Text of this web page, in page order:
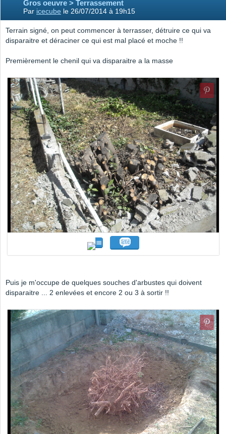
Gros oeuvre > Terrassement
Par icecube le 26/07/2014 à 19h15
Terrain signé, on peut commencer à terrasser, détruire ce qui va
disparaitre et déraciner ce qui est mal placé et moche !!
Premièrement le chenil qui va disparaitre a la masse
Puis je m'occupe de quelques souches d'arbustes qui doivent
disparaitre ... 2 enlevées et encore 2 ou 3 à sortir !!